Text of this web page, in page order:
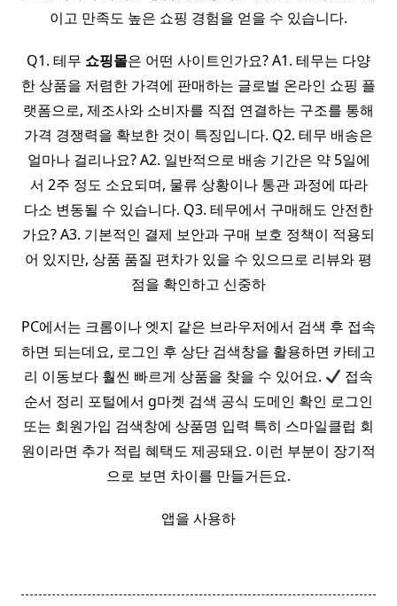
이고 만족도 높은 쇼핑 경험을 얻을 수 있습니다.
Q1. 테무 쇼핑몰은 어떤 사이트인가요? A1. 테무는 다양
한 상품을 저렴한 가격에 판매하는 글로벌 온라인 쇼핑 플
랫폼으로, 제조사와 소비자를 직접 연결하는 구조를 통해
가격 경쟁력을 확보한 것이 특징입니다. Q2. 테무 배송은
얼마나 걸리나요? A2. 일반적으로 배송 기간은 약 5일에
서 2주 정도 소요되며, 물류 상황이나 통관 과정에 따라
다소 변동될 수 있습니다. Q3. 테무에서 구매해도 안전한
가요? A3. 기본적인 결제 보안과 구매 보호 정책이 적용되
어 있지만, 상품 품질 편차가 있을 수 있으므로 리뷰와 평
점을 확인하고 신중하
PC에서는 크롬이나 엣지 같은 브라우저에서 검색 후 접속
하면 되는데요, 로그인 후 상단 검색창을 활용하면 카테고
리 이동보다 훨씬 빠르게 상품을 찾을 수 있어요.
접속
순서 정리 포털에서 g마켓 검색 공식 도메인 확인 로그인
또는 회원가입 검색창에 상품명 입력 특히 스마일클럽 회
원이라면 추가 적립 혜택도 제공돼요. 이런 부분이 장기적
으로 보면 차이를 만들거든요.
앱을 사용하